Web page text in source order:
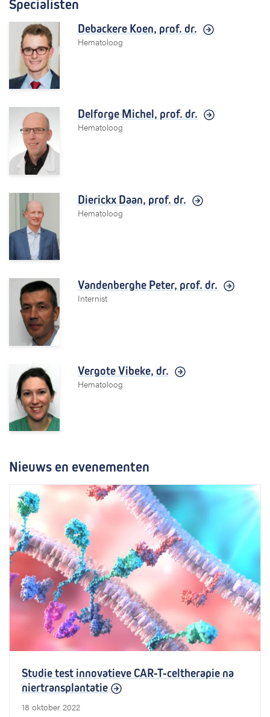
Specialisten
Debackere Koen, prof. dr.
Hematoloog
Delforge Michel, prof. dr.
Hematoloog
Dierickx Daan, prof. dr.
Hematoloog
Vandenberghe Peter, prof. dr.
Internist
Vergote Vibeke, dr.
Hematoloog
Nieuws en evenementen
Studie test innovatieve CAR-T-celtherapie na
niertransplantatie
18 oktober 2022